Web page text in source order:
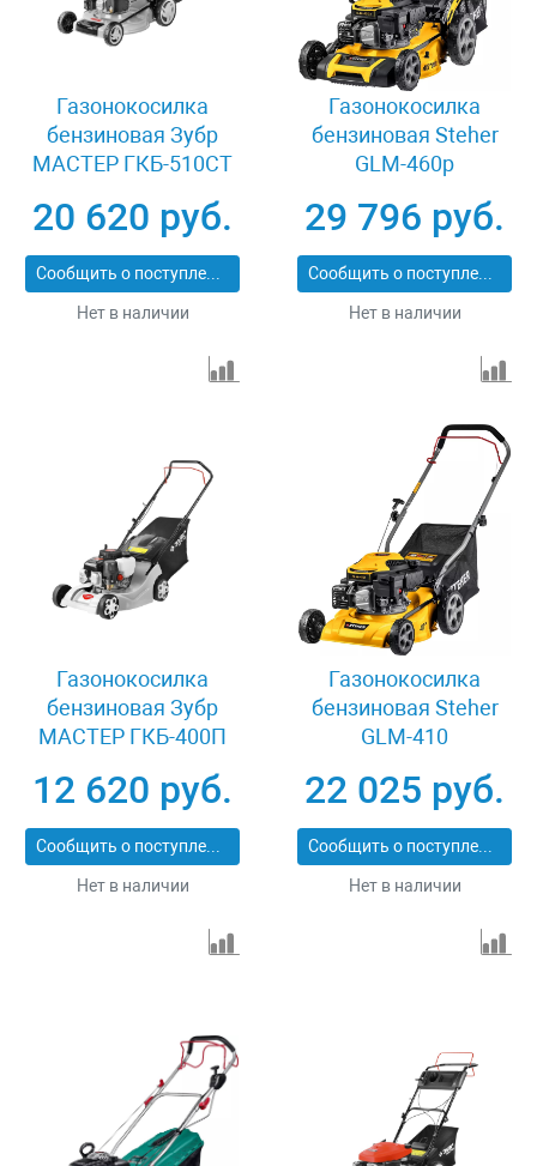
Газонокосилка
бензиновая Зубр
МАСТЕР ГКБ-510СТ
20 620 руб.
Сообщить о поступлении
Нет в наличии
Газонокосилка
бензиновая Steher
GLM-460p
29 796 руб.
Сообщить о поступлении
Нет в наличии
Газонокосилка
бензиновая Зубр
МАСТЕР ГКБ-400П
12 620 руб.
Сообщить о поступлении
Нет в наличии
Газонокосилка
бензиновая Steher
GLM-410
22 025 руб.
Сообщить о поступлении
Нет в наличии